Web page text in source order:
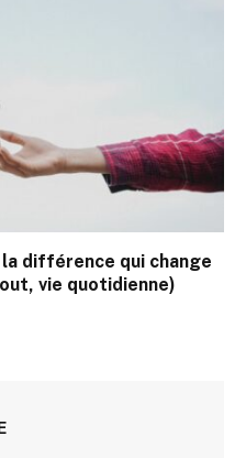
différence qui change
vie quotidienne)